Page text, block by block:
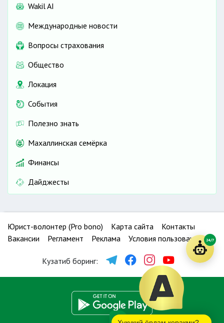
Wakil AI
Международные новости
Вопросы страхования
Общество
Локация
События
Полезно знать
Махаллинская семёрка
Финансы
Дайджесты
Юрист-волонтер (Pro bono) Карта сайта
Контакты
Вакансии
Регламент Реклама Условия пользования
Кузатиб боринг:
24/7